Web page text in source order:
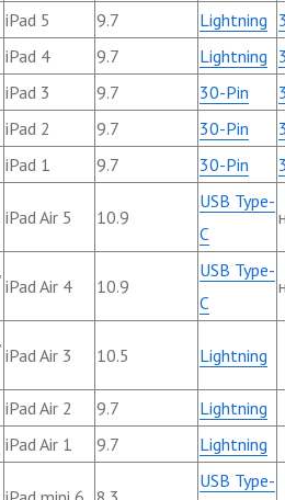
iPad 5 9.7 Lightning
iPad 4 9.7 Lightning
iPad 3 9.7 30-Pin
iPad 2 9.7 30-Pin
iPad 1 9.7 30-Pin
iPad Air 5 10.9
USB Type-
C
iPad Air 4 10.9
USB Type-
C
iPad Air 3 10.5 Lightning
iPad Air 2 9.7
Lightning
iPad Air 1 9.7 Lightning
USB Type-